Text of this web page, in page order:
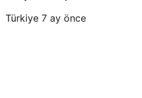
Türkiye 7 ay önce